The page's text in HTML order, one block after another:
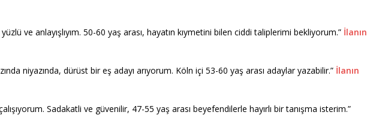
yüzlü ve anlayışlıyım. 50-60 yaş arası, hayatın kıymetini bilen ciddi taliplerimi bekliyorum.” İlanın
niyazında, dürüst bir eş adayı arıyorum. Köln içi 53-60 yaş arası adaylar yazabilir.” İlanın
Sadakatli ve güvenilir, 47-55 yaş arası beyefendilerle hayırlı bir tanışma isterim.”